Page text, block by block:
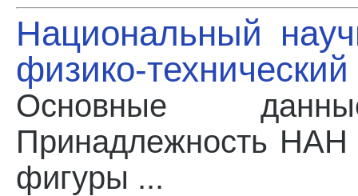
Национальный
физико-технический
Основные
Принадлежность НАН
фигуры ...